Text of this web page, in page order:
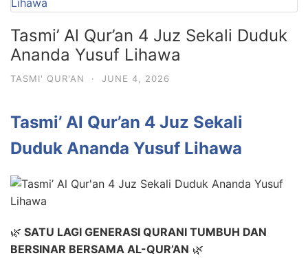
Tasmi’ Al Qur’an 4 Juz Sekali Duduk
Ananda Yusuf Lihawa
TASMI' QUR'AN · JUNE 4, 2026
Tasmi’ Al Qur’an 4 Juz Sekali
Duduk Ananda Yusuf Lihawa
🌿 SATU LAGI GENERASI QURANI TUMBUH DAN
BERSINAR BERSAMA AL-QUR’AN 🌿